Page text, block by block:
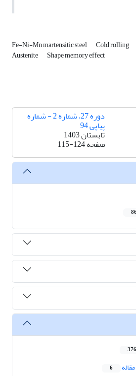
Fe-Ni-Mn martensitic steel Cold rolling
Austenite Shape memory effect
دوره 27، شماره 2 - شماره
پیاپی 94
تابستان 1403
صفحه115-124
376
6